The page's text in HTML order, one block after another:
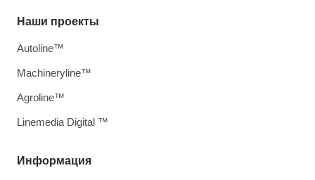
Информация
Наши проекты
Autoline™
Machineryline™
Agroline™
Linemedia Digital ™